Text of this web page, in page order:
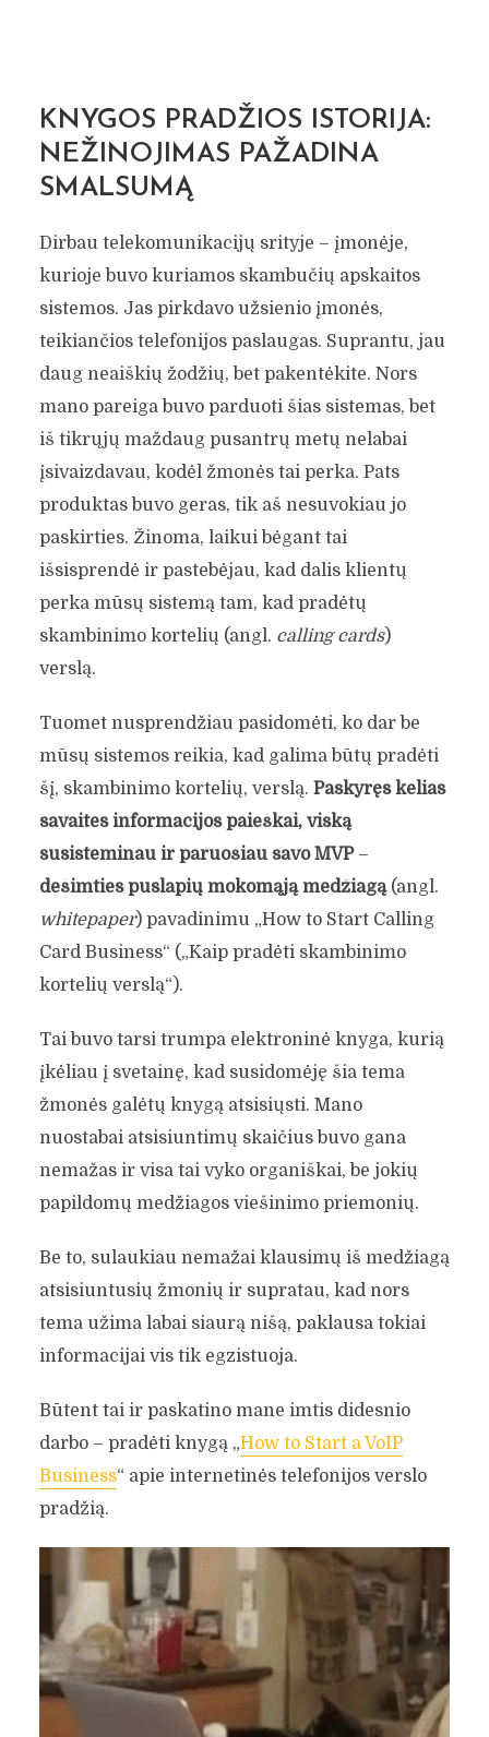
KNYGOS PRADŽIOS ISTORIJA:
NEŽINOJIMAS PAŽADINA
SMALSUMĄ
Dirbau telekomunikacijų srityje – įmonėje,
kurioje buvo kuriamos skambučių apskaitos
sistemos. Jas pirkdavo užsienio įmonės,
teikiančios telefonijos paslaugas. Suprantu, jau
daug neaiškių žodžių, bet pakentėkite. Nors
mano pareiga buvo parduoti šias sistemas, bet
iš tikrųjų maždaug pusantrų metų nelabai
įsivaizdavau, kodėl žmonės tai perka. Pats
produktas buvo geras, tik aš nesuvokiau jo
paskirties. Žinoma, laikui bėgant tai
išsisprendė ir pastebėjau, kad dalis klientų
perka mūsų sistemą tam, kad pradėtų
skambinimo kortelių (angl. calling cards)
verslą.
Tuomet nusprendžiau pasidomėti, ko dar be
mūsų sistemos reikia, kad galima būtų pradėti
šį, skambinimo kortelių, verslą. Paskyręs kelias
savaites informacijos paieškai, viską
susisteminau ir paruošiau savo MVP–
dešimties puslapių mokomąją medžiagą(angl.
whitepaper) pavadinimu „How to Start Calling
Card Business“ („Kaip pradėti skambinimo
kortelių verslą“).
Tai buvo tarsi trumpa elektroninė knyga, kurią
įkėliau į svetainę, kad susidomėję šia tema
žmonės galėtų knygą atsisiųsti. Mano
nuostabai atsisiuntimų skaičius buvo gana
nemažas ir visa tai vyko organiškai, be jokių
papildomų medžiagos viešinimo priemonių.
Be to, sulaukiau nemažai klausimų iš medžiagą
atsisiuntusių žmonių ir supratau, kad nors
tema užima labai siaurą nišą, paklausa tokiai
informacijai vis tik egzistuoja.
Būtent tai ir paskatino mane imtis didesnio
darbo – pradėti knygą „How to Start a VoIP
Business“ apie internetinės telefonijos verslo
pradžią.